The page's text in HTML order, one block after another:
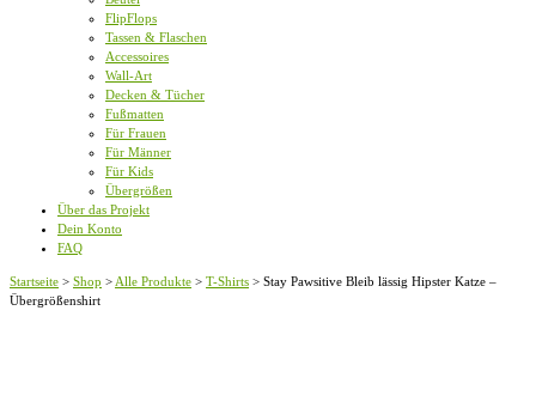
FlipFlops
Tassen & Flaschen
Accessoires
Wall-Art
Decken & Tücher
Fußmatten
Für Frauen
Für Männer
Für Kids
Übergrößen
Über das Projekt
Dein Konto
FAQ
Startseite > Shop > Alle Produkte > T-Shirts > Stay Pawsitive Bleib lässig Hipster Katze –
Übergrößenshirt